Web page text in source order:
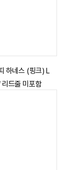
하네스 (핑크) L
리드줄 미포함